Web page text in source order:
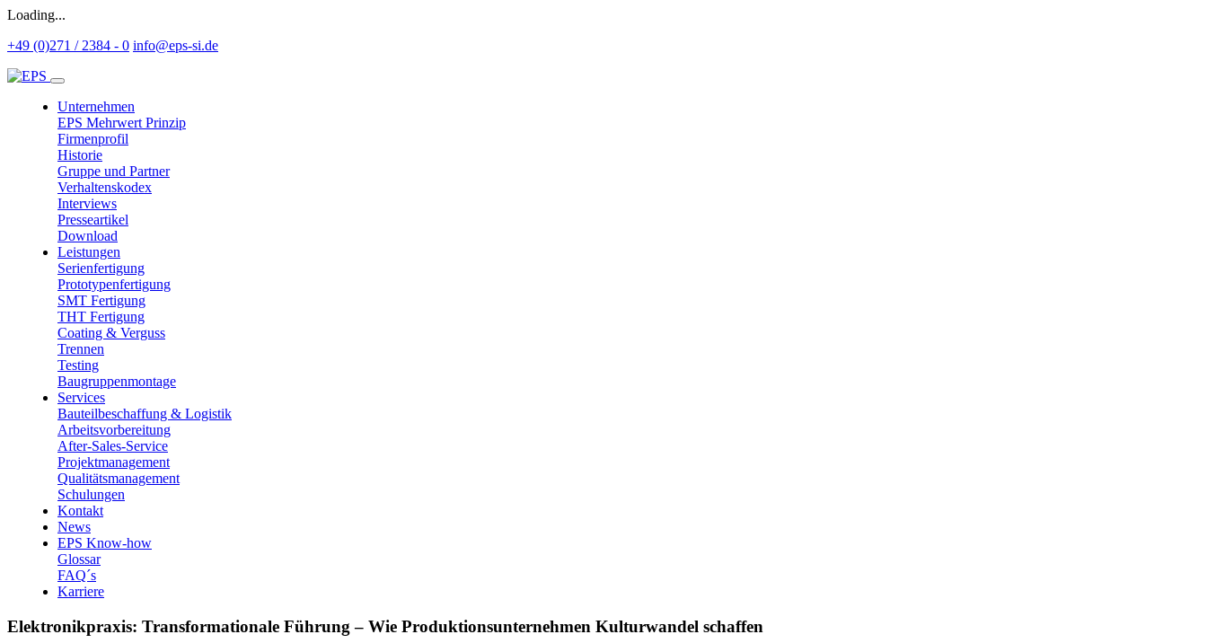
Loading...
+49 (0)271 / 2384 - 0 info@eps-si.de
Unternehmen
EPS Mehrwert Prinzip
Firmenprofil
Historie
Gruppe und Partner
Verhaltenskodex
Interviews
Presseartikel
Download
Leistungen
Serienfertigung
Prototypenfertigung
SMT Fertigung
THT Fertigung
Coating & Verguss
Trennen
Testing
Baugruppenmontage
Services
Bauteilbeschaffung & Logistik
Arbeitsvorbereitung
After-Sales-Service
Projektmanagement
Qualitätsmanagement
Schulungen
Kontakt
News
EPS Know-how
Glossar
FAQ´s
Karriere
Elektronikpraxis: Transformationale Führung – Wie Produktionsunternehmen Kulturwandel schaffen